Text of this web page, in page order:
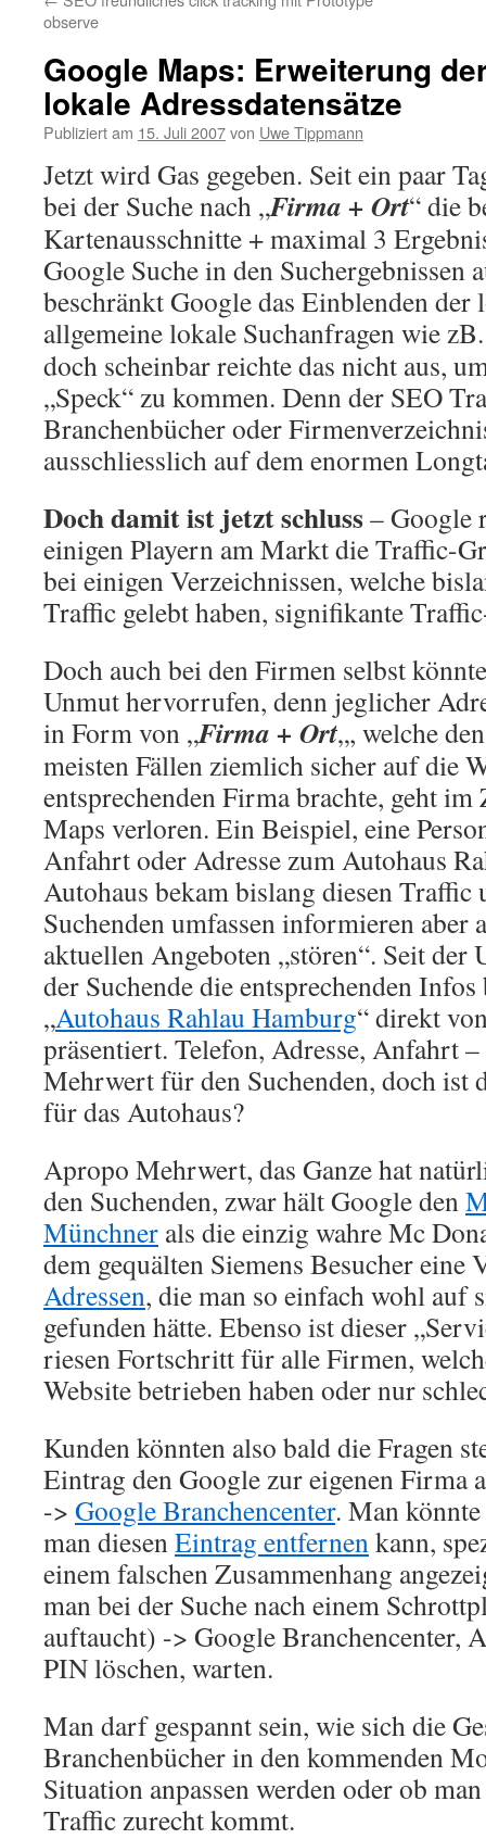
observe
Google Maps: Erweiterung
lokale Adressdatensätze
Publiziert am 15. Juli 2007von Uwe Tippmann
Jetzt wird Gas gegeben. Seit ein paar
bei der Suche nach „Firma + Ort“ die
Kartenausschnitte + maximal 3
Google Suche in den Suchergebnissen
beschränkt Google das Einblenden der
allgemeine lokale Suchanfragen wie
doch scheinbar reichte das nicht aus,
„Speck“ zu kommen. Denn der SEO
Branchenbücher oder
ausschliesslich auf dem enormen
Doch damit ist jetzt schluss– Google
einigen Playern am Markt die Traffic-
bei einigen Verzeichnissen, welche
Traffic gelebt haben, signifikante
Doch auch bei den Firmen selbst
Unmut hervorrufen, denn jeglicher
in Form von „Firma + Ort„, welche
meisten Fällen ziemlich sicher auf die
entsprechenden Firma brachte, geht
Maps verloren. Ein Beispiel, eine
Anfahrt oder Adresse zum Autohaus
Autohaus bekam bislang diesen Traffic
Suchenden umfassen informieren aber
aktuellen Angeboten „stören“. Seit der
der Suchende die entsprechenden
„Autohaus Rahlau Hamburg“ direkt
präsentiert. Telefon, Adresse, Anfahrt
Mehrwert für den Suchenden, doch ist
für das Autohaus?
Apropo Mehrwert, das Ganze hat
den Suchenden, zwar hält Google den
Münchner als die einzig wahre Mc
dem gequälten Siemens Besucher eine
Adressen, die man so einfach wohl auf
gefunden hätte. Ebenso ist dieser
riesen Fortschritt für alle Firmen,
Website betrieben haben oder nur
Kunden könnten also bald die Fragen
Eintrag den Google zur eigenen Firma
-> Google Branchencenter. Man
man diesenEintrag entfernenkann,
einem falschen Zusammenhang
man bei der Suche nach einem
auftaucht) -> Google Branchencenter,
PIN löschen, warten.
Man darf gespannt sein, wie sich die
Branchenbücher in den kommenden
Situation anpassen werden oder ob
Traffic zurecht kommt.